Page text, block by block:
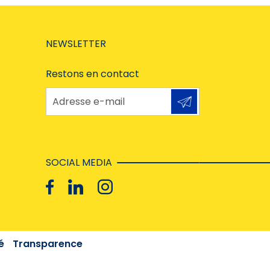
NEWSLETTER
Restons en contact
Adresse e-mail
SOCIAL MEDIA
Transparence